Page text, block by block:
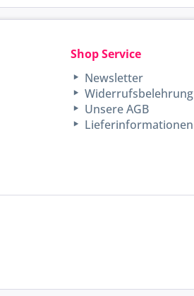
Shop Service
Newsletter
Widerrufsbelehrung
Unsere AGB
Lieferinformationen